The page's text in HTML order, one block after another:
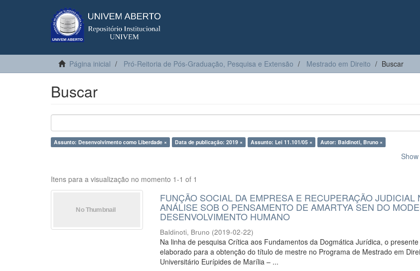
Página inicial Pró-Reitoria de Pós-Graduação, Pesquisa e Extensão Mestrado em Direito Buscar
Buscar
Assunto: Desenvolvimento como Liberdade × Data de publicação: 2019 × Assunto: Lei 11.101/05 × Autor: Baldinoti, Bruno ×
Itens para a visualização no momento 1-1 of 1
FUNÇÃO SOCIAL DA EMPRESA E RECUPERAÇÃO JUDICIAL
ANÁLISE SOB O PENSAMENTO DE AMARTYA SEN DO
DESENVOLVIMENTO HUMANO
Baldinoti, Bruno (2019-02-22)
Na linha de pesquisa Crítica aos Fundamentos da Dogmática Jurídica, o
elaborado para a obtenção do título de mestre no Programa de Mestrado em
Universitário Eurípides de Marília – ...